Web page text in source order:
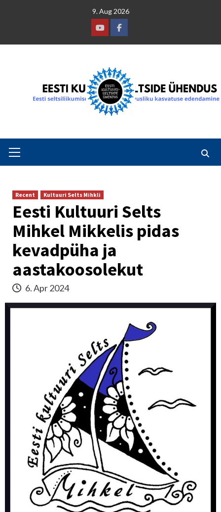
9. Aug 2026
YoutubeFacebook
Menu
Recent Kultuuri Selts Mihkli
Eesti Kultuuri Selts
Mihkel Mikkelis pidas
kevadpüha ja
aastakoosolekut
6. Apr 2024